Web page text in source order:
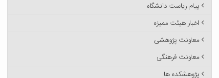
پیام ریاست دانشگاه
اخبار هیئت ممیزه
معاونت پژوهشی
معاونت فرهنگی
پژوهشکده ها